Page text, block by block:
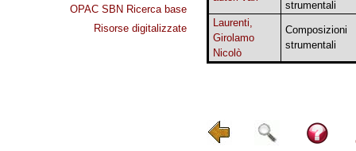
OPAC SBN Ricerca base
Risorse digitalizzate
strumentali
Laurenti,
Girolamo
Nicolò
Composizioni
strumentali